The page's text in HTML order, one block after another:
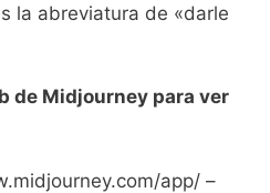
la abreviatura de «darle
de Midjourney para ver
app/ –